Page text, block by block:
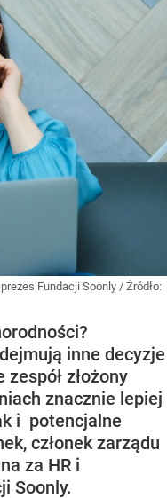
Fundacji Soonly / Źródło:
inne decyzje
złożony
znacznie lepiej
i potencjalne
członek zarządu
za HR i
Soonly.